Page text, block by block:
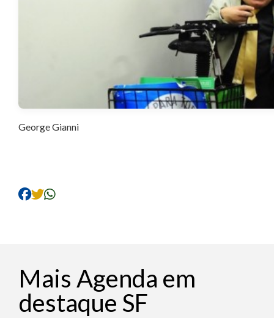
George Gianni
Mais Agenda em
destaque SF